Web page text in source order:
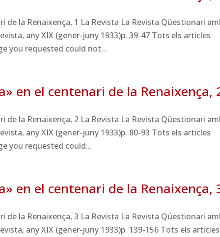
la Renaixença, 1 La Revista La Revista Qüestionari
any XIX (gener-juny 1933)p. 39-47 Tots els articles
you requested could not...
en el centenari de la Renaixença,
la Renaixença, 2 La Revista La Revista Qüestionari
any XIX (gener-juny 1933)p. 80-93 Tots els articles
you requested could...
en el centenari de la Renaixença,
la Renaixença, 3 La Revista La Revista Qüestionari
any XIX (gener-juny 1933)p. 139-156 Tots els articles